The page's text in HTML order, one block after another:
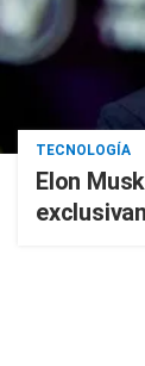
TECNOLOGÍA
Elon